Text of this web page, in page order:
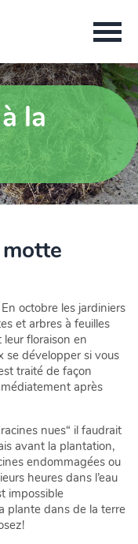
la
octobre les jardiniers
et arbres à feuilles
floraison en
se développer si vous
traité de façon
après
racines nues“ il faudrait
avant la plantation,
endommagées ou
heures dans l’eau
impossible
plante dans de la terre